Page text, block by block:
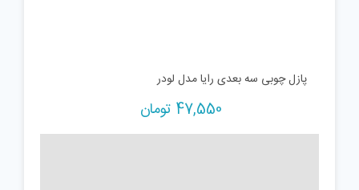
پازل چوبی سه بعدی رایا مدل لودر
47,550 تومان